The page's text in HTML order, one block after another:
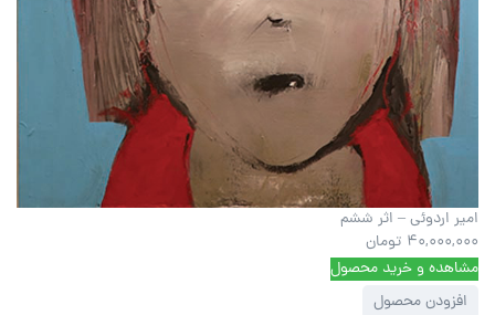
امیر اردوئی – اثر ششم
40,000,000 تومان
مشاهده و خرید محصول
افزودن محصول